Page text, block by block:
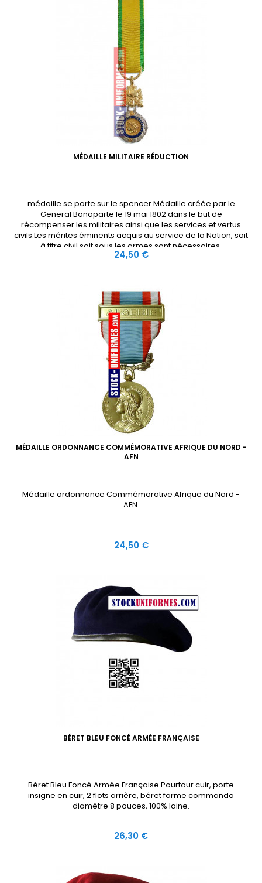
MÉDAILLE MILITAIRE RÉDUCTION
médaille se porte sur le spencer Médaille créée par le
General Bonaparte le 19 mai 1802 dans le but de
récompenser les militaires ainsi que les services et vertus
civils.Les mérites éminents acquis au service de la Nation, soit
à titre civil soit sous les armes sont nécessaires.
Prix
24,50 €
MÉDAILLE ORDONNANCE COMMÉMORATIVE AFRIQUE DU NORD -
AFN
Médaille ordonnance Commémorative Afrique du Nord -
AFN.
Prix
24,50 €
BÉRET BLEU FONCÉ ARMÉE FRANÇAISE
Béret Bleu Foncé Armée Française.Pourtour cuir, porte
insigne en cuir, 2 flots arrière, béret forme commando
diamètre 8 pouces, 100% laine.
Prix
26,30 €